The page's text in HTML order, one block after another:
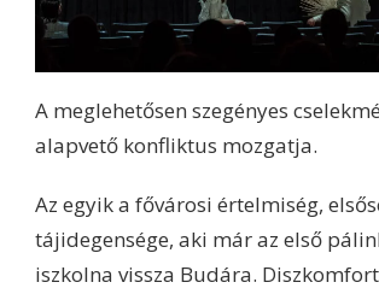
A meglehetősen szegényes
alapvető konfliktus mozgatja.
Az egyik a fővárosi értelmiség,
tájidegensége, aki már az első
iszkolna vissza Budára.